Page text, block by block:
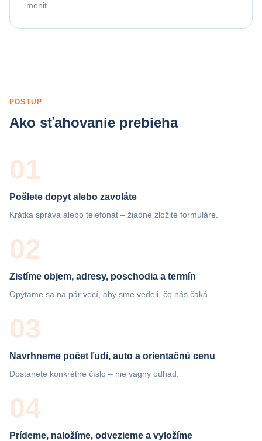
meniť.
POSTUP
Ako sťahovanie prebieha
01
Pošlete dopyt alebo zavoláte
Krátka správa alebo telefonát – žiadne zložité formuláre.
02
Zistíme objem, adresy, poschodia a termín
Opýtame sa na pár vecí, aby sme vedeli, čo nás čaká.
03
Navrhneme počet ľudí, auto a orientačnú cenu
Dostanete konkrétne číslo – nie vágny odhad.
04
Prídeme, naložíme, odvezieme a vyložíme